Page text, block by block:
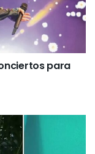
para